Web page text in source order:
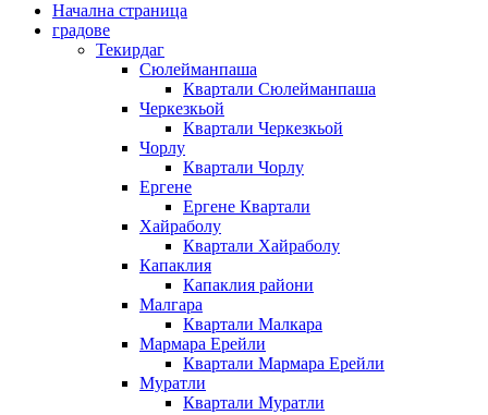
Начална страница
градове
Текирдаг
Сюлейманпаша
Квартали Сюлейманпаша
Черкезкьой
Квартали Черкезкьой
Чорлу
Квартали Чорлу
Ергене
Ергене Квартали
Хайраболу
Квартали Хайраболу
Капаклия
Капаклия райони
Малгара
Квартали Малкара
Мармара Ерейли
Квартали Мармара Ерейли
Муратли
Квартали Муратли